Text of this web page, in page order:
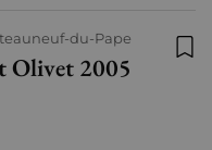
du-Pape
Olivet 2005